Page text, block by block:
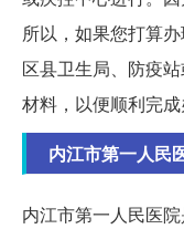
所以，如果您打算
区县卫生局、防疫
材料，以便顺利完成
内江市第一人民
内江市第一人民医